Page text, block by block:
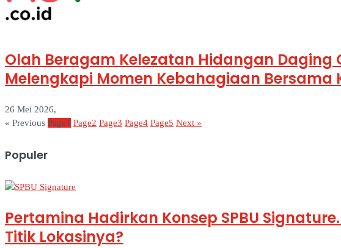
Olah Beragam Kelezatan Hidangan
Melengkapi Momen Kebahagiaan Bersama
26 Mei 2026,
« Previous Page1 Page2 Page3 Page4 Page5 Next »
Populer
Pertamina Hadirkan Konsep SPBU
Titik Lokasinya?